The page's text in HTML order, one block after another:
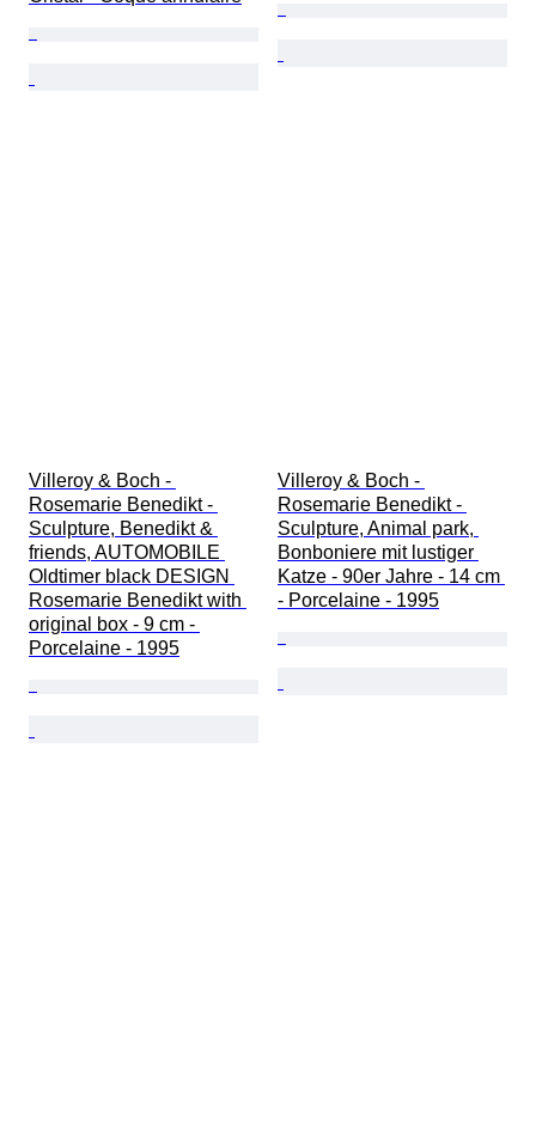
Villeroy & Boch -
Rosemarie Benedikt -
Sculpture, Benedikt &
friends, AUTOMOBILE
Oldtimer black DESIGN
Rosemarie Benedikt with
original box - 9 cm -
Porcelaine - 1995
Villeroy & Boch -
Rosemarie Benedikt -
Sculpture, Animal park,
Bonboniere mit lustiger
Katze - 90er Jahre - 14 cm
- Porcelaine - 1995